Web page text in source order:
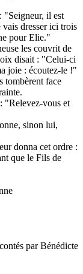
"Seigneur, il est
dresser ici trois
pour Elie."
les couvrit de
disait : "Celui-ci
joie : écoutez-le !"
tombèrent face
"Relevez-vous et
sinon lui,
donna cet ordre :
que le Fils de
par Bénédicte